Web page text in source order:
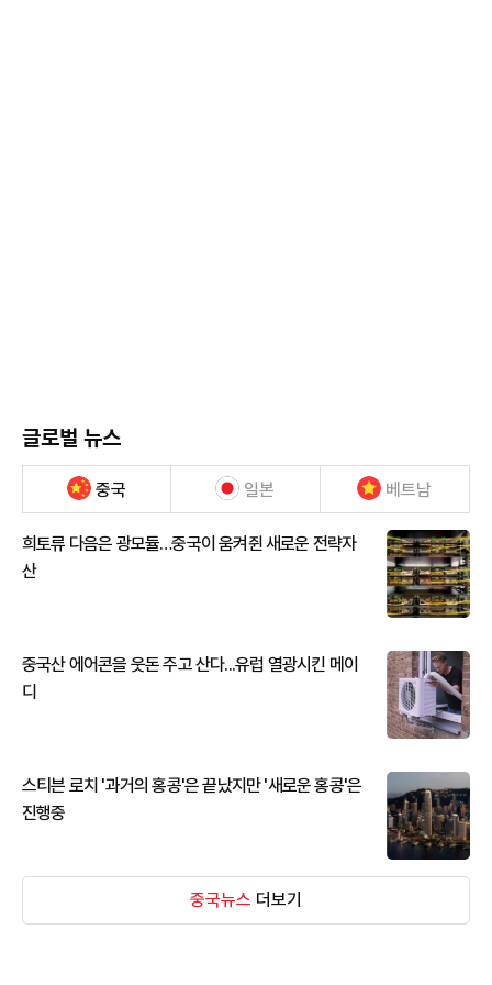
글로벌 뉴스
중국 일본 베트남
희토류 다음은 광모듈…중국이 움켜쥔 새로운 전략자
산
중국산 에어콘을 웃돈 주고 산다...유럽 열광시킨 메이
디
스티븐 로치 '과거의 홍콩'은 끝났지만 '새로운 홍콩'은
진행중
중국뉴스 더보기